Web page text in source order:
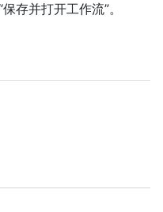
存并打开工作流”。